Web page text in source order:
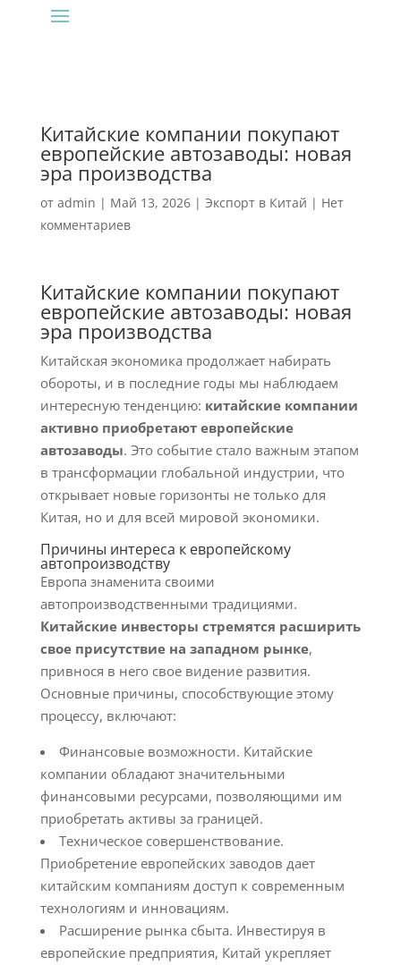
Китайские компании покупают
европейские автозаводы: новая
эра производства
от admin | Май 13, 2026| Экспорт в Китай | Нет
комментариев
Китайские компании покупают
европейские автозаводы: новая
эра производства
Китайская экономика продолжает набирать
обороты, и в последние годы мы наблюдаем
интересную тенденцию: китайские компании
активно приобретают европейские
автозаводы. Это событие стало важным этапом
в трансформации глобальной индустрии, что
открывает новые горизонты не только для
Китая, но и для всей мировой экономики.
Причины интереса к европейскому
автопроизводству
Европа знаменитa своими
автопроизводственными традициями.
Китайские инвесторы стремятся расширить
свое присутствие на западном рынке,
привнося в него свое видение развития.
Основные причины, способствующие этому
процессу, включают:
Финансовые возможности. Китайские
компании обладают значительными
финансовыми ресурсами, позволяющими им
приобретать активы за границей.
Техническое совершенствование.
Приобретение европейских заводов дает
китайским компаниям доступ к современным
технологиям и инновациям.
Расширение рынка сбыта. Инвестируя в
европейские предприятия, Китай укрепляет